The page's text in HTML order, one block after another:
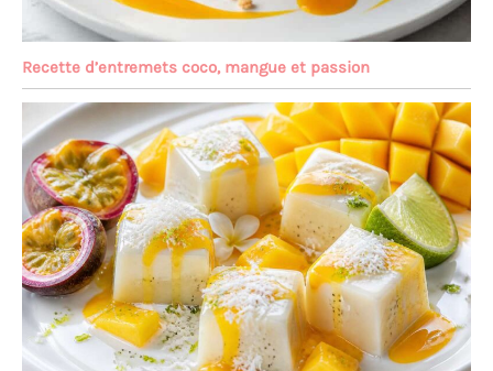
Recette d’entremets coco, mangue et passion